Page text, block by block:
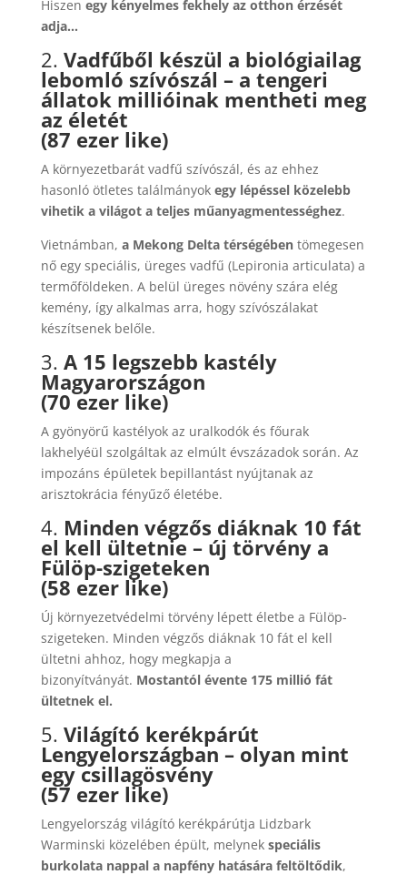
Hiszen egy kényelmes fekhely az otthon érzését
adja…
2. Vadfűből készül a biológiailag
lebomló szívószál – a tengeri
állatok millióinak mentheti meg
az életét
(87 ezer like)
A környezetbarát vadfű szívószál, és az ehhez
hasonló ötletes találmányok egy lépéssel közelebb
vihetik a világot a teljes műanyagmentességhez.
Vietnámban, a Mekong Delta térségébentömegesen
nő egy speciális, üreges vadfű (Lepironia articulata) a
termőföldeken. A belül üreges növény szára elég
kemény, így alkalmas arra, hogy szívószálakat
készítsenek belőle.
3. A 15 legszebb kastély
Magyarországon
(70 ezer like)
A gyönyörű kastélyok az uralkodók és főurak
lakhelyéül szolgáltak az elmúlt évszázadok során. Az
impozáns épületek bepillantást nyújtanak az
arisztokrácia fényűző életébe.
4. Minden végzős diáknak 10 fát
el kell ültetnie – új törvény a
Fülöp-szigeteken
(58 ezer like)
Új környezetvédelmi törvény lépett életbe a Fülöp-
szigeteken. Minden végzős diáknak 10 fát el kell
ültetni ahhoz, hogy megkapja a
bizonyítványát. Mostantól évente 175 millió fát
ültetnek el.
5. Világító kerékpárút
Lengyelországban – olyan mint
egy csillagösvény
(57 ezer like)
Lengyelország világító kerékpárútja Lidzbark
Warminski közelében épült, melynek speciális
burkolata nappal a napfény hatására feltöltődik,